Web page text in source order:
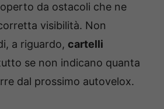
da ostacoli che ne
visibilità. Non
a riguardo, cartelli
se non indicano quanta
dal prossimo autovelox.